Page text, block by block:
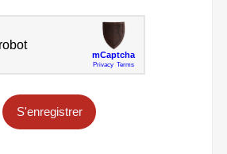
S'enregistrer